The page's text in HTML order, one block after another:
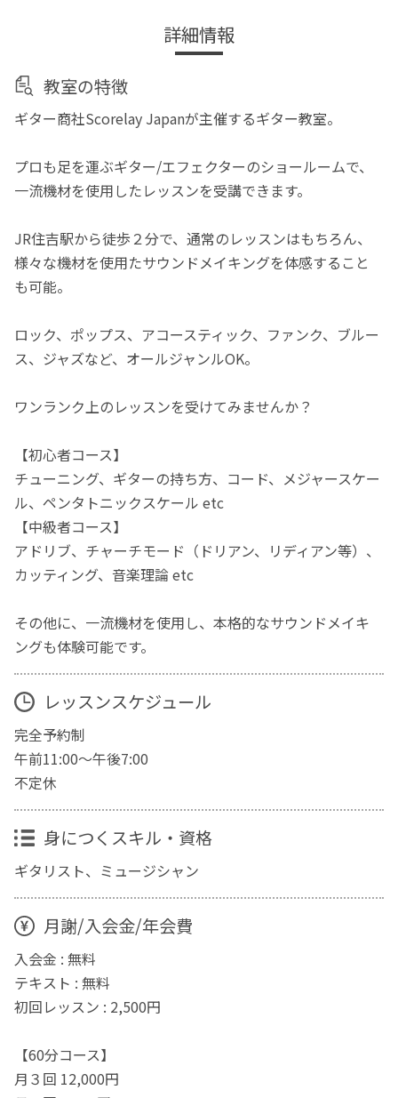
詳細情報
教室の特徴
ギター商社Scorelay Japanが主催するギター教室。
プロも足を運ぶギター/エフェクターのショールームで、
一流機材を使用したレッスンを受講できます。
JR住吉駅から徒歩２分で、通常のレッスンはもちろん、
様々な機材を使用たサウンドメイキングを体感すること
も可能。
ロック、ポップス、アコースティック、ファンク、ブルー
ス、ジャズなど、オールジャンルOK。
ワンランク上のレッスンを受けてみませんか？
【初心者コース】
チューニング、ギターの持ち方、コード、メジャースケー
ル、ペンタトニックスケール etc
【中級者コース】
アドリブ、チャーチモード（ドリアン、リディアン等）、
カッティング、音楽理論 etc
その他に、一流機材を使用し、本格的なサウンドメイキ
ングも体験可能です。
レッスンスケジュール
完全予約制
午前11:00～午後7:00
不定休
身につくスキル・資格
ギタリスト、ミュージシャン
月謝/入会金/年会費
入会金 : 無料
テキスト : 無料
初回レッスン : 2,500円
【60分コース】
月３回 12,000円